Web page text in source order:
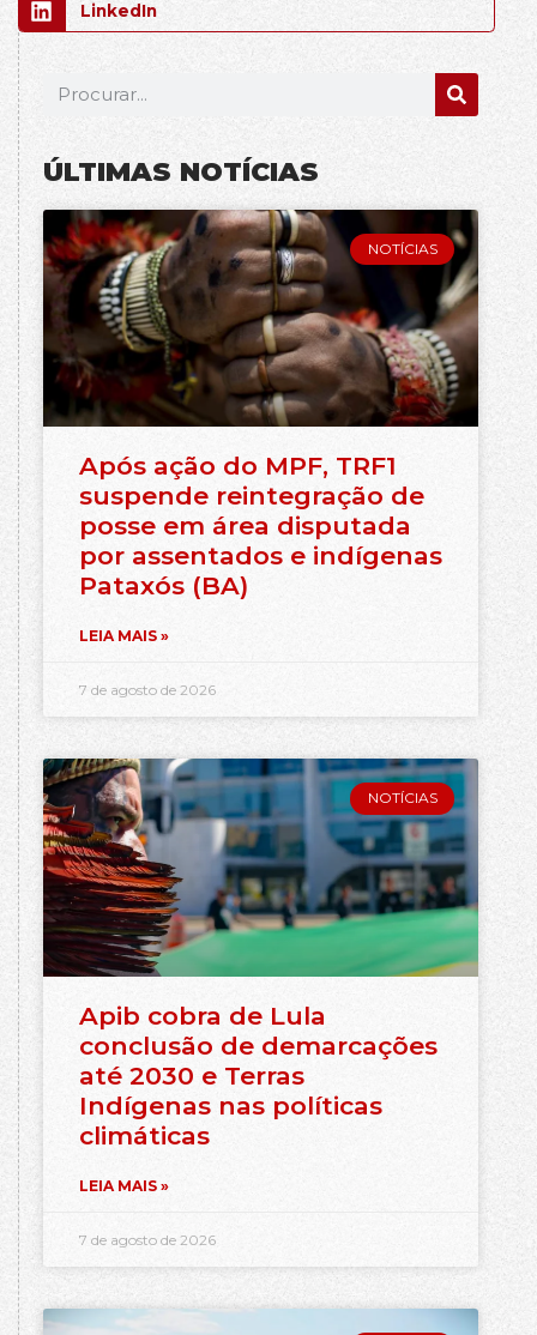
LinkedIn
ÚLTIMAS NOTÍCIAS
NOTÍCIAS
Após ação do MPF, TRF1
suspende reintegração de
posse em área disputada
por assentados e indígenas
Pataxós (BA)
LEIA MAIS »
7 de agosto de 2026
NOTÍCIAS
Apib cobra de Lula
conclusão de demarcações
até 2030 e Terras
Indígenas nas políticas
climáticas
LEIA MAIS »
7 de agosto de 2026